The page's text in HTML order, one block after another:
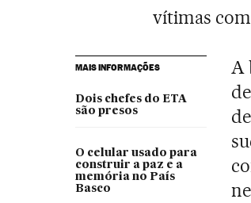
vítimas
MAIS INFORMAÇÕES
Dois chefes do ETA
são presos
O celular usado para
construir a paz e a
memória no País
Basco
A